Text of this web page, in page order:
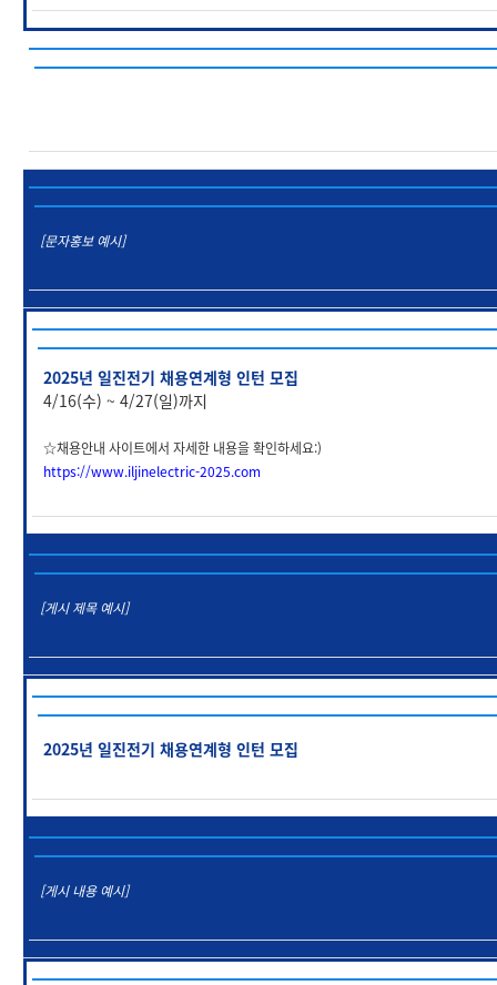
[문자홍보 예시]
2025년 일진전기 채용연계형 인턴 모집
4/16(수) ~ 4/27(일)까지
☆채용안내 사이트에서 자세한 내용을 확인하세요:)
https://www.iljinelectric-2025.com
[게시 제목 예시]
2025년 일진전기 채용연계형 인턴 모집
[게시 내용 예시]